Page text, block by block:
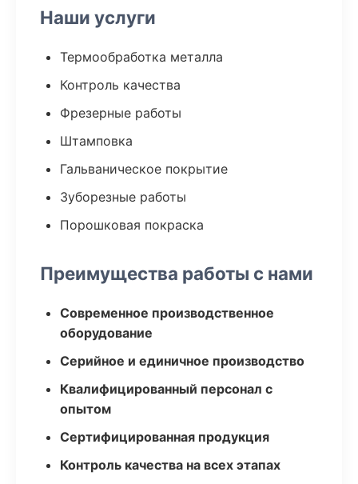
Наши услуги
Термообработка металла
Контроль качества
Фрезерные работы
Штамповка
Гальваническое покрытие
Зуборезные работы
Порошковая покраска
Преимущества работы с нами
Современное производственное
оборудование
Серийное и единичное производство
Квалифицированный персонал с
опытом
Сертифицированная продукция
Контроль качества на всех этапах